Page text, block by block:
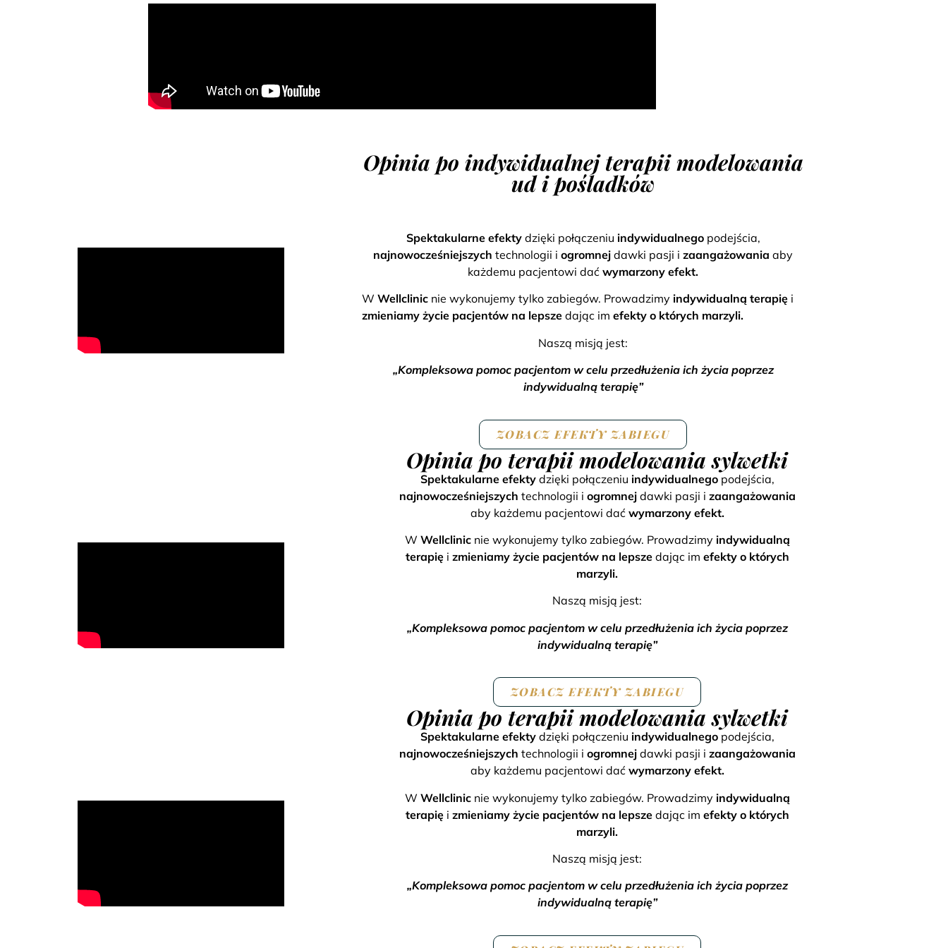
Opinia po indywidualnej terapii modelowania
ud i pośladków
Spektakularne efektydzięki połączeniu indywidualnegopodejścia,
najnowocześniejszych technologii i ogromnej dawki pasji i zaangażowania aby
każdemu pacjentowi dać wymarzony efekt.
W Wellclinic nie wykonujemy tylko zabiegów. Prowadzimy indywidualną terapię i
zmieniamy życie pacjentów na lepsze dając im efekty o których marzyli.
Naszą misją jest:
„Kompleksowa pomoc pacjentom w celu przedłużenia ich życia poprzez
indywidualną terapię”
ZOBACZ EFEKTY ZABIEGU
Opinia po terapii modelowania sylwetki
Spektakularne efektydzięki połączeniu indywidualnegopodejścia,
najnowocześniejszych technologii i ogromnejdawki pasji i zaangażowania
aby każdemu pacjentowi dać wymarzony efekt.
W Wellclinicnie wykonujemy tylko zabiegów. Prowadzimy indywidualną
terapięi zmieniamy życie pacjentów na lepszedając im efekty o których
marzyli.
Naszą misją jest:
„Kompleksowa pomoc pacjentom w celu przedłużenia ich życia poprzez
indywidualną terapię”
ZOBACZ EFEKTY ZABIEGU
Opinia po terapii modelowania sylwetki
Spektakularne efektydzięki połączeniu indywidualnegopodejścia,
najnowocześniejszych technologii i ogromnejdawki pasji i zaangażowania
aby każdemu pacjentowi dać wymarzony efekt.
W Wellclinicnie wykonujemy tylko zabiegów. Prowadzimy indywidualną
terapięi zmieniamy życie pacjentów na lepszedając im efekty o których
marzyli.
Naszą misją jest:
„Kompleksowa pomoc pacjentom w celu przedłużenia ich życia poprzez
indywidualną terapię”